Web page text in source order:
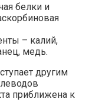
белки и
– калий,
медь.
другим
приближена к